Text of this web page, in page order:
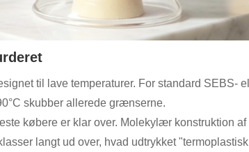
til lave temperaturer. For standard SEBS-
skubber allerede grænserne.
købere er klar over. Molekylær konstruktion
langt ud over, hvad udtrykket